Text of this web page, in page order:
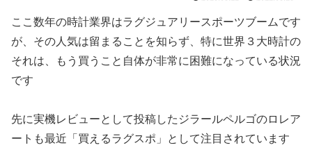
ここ数年の時計業界はラグジュアリースポーツブームです
が、その人気は留まることを知らず、特に世界３大時計の
それは、もう買うこと自体が非常に困難になっている状況
です
先に実機レビューとして投稿したジラールペルゴのロレア
ートも最近「買えるラグスポ」として注目されています